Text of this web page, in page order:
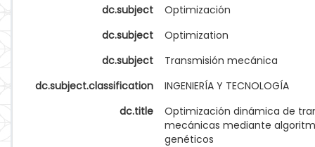
dc.subject
Optimización
dc.subject
Optimization
dc.subject
Transmisión mecánica
dc.subject.classification
INGENIERÍA Y TECNOLOGÍA
dc.title
Optimización dinámica de
mecánicas mediante
genéticos